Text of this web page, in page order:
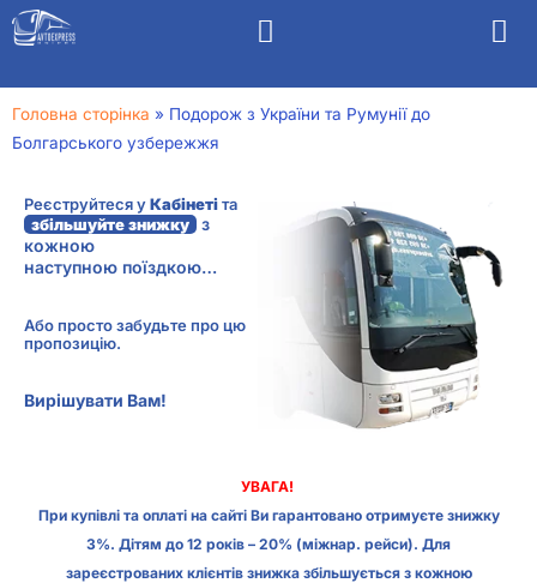
Головна сторінка » Подорож з України та Румунії до
Болгарського узбережжя
Реєструйтеся уКабінетіта
збільшуйте знижку з
кожною
наступною поїздкою…
Або просто забудьте про цю
пропозицію.
Вирішувати Вам!
УВАГА!
При купівлі та оплаті на сайті Ви гарантовано отримуєте знижку
3%. Дітям до 12 років – 20% (міжнар. рейси). Для
зареєстрованих клієнтів знижка збільшується з кожною